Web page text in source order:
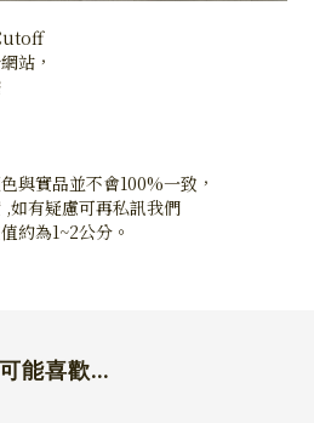
站，
與實品並不會100%一致，
如有疑慮可再私訊我們
約為1~2公分。
能喜歡...